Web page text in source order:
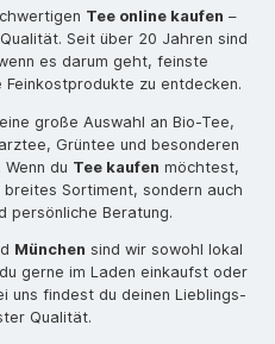
Tee online kaufen –
Seit über 20 Jahren sind
es darum geht, feinste
zu entdecken.
große Auswahl an Bio-Tee,
Grüntee und besonderen
du Tee kaufen möchtest,
Sortiment, sondern auch
persönliche Beratung.
München sind wir sowohl lokal
gerne im Laden einkaufst oder
uns findest du deinen Lieblings-
Qualität.